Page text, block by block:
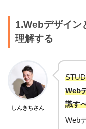
1.Webデザイン
理解する
しんきちさん
Web
識す
Web